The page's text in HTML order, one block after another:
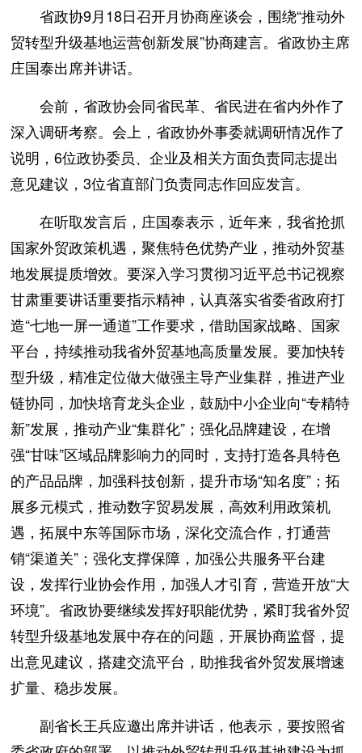
省政协9月18日召开月协商座谈会，围绕“推动外
贸转型升级基地运营创新发展”协商建言。省政协主席
庄国泰出席并讲话。
会前，省政协会同省民革、省民进在省内外作了
深入调研考察。会上，省政协外事委就调研情况作了
说明，6位政协委员、企业及相关方面负责同志提出
意见建议，3位省直部门负责同志作回应发言。
在听取发言后，庄国泰表示，近年来，我省抢抓
国家外贸政策机遇，聚焦特色优势产业，推动外贸基
地发展提质增效。要深入学习贯彻习近平总书记视察
甘肃重要讲话重要指示精神，认真落实省委省政府打
造“七地一屏一通道”工作要求，借助国家战略、国家
平台，持续推动我省外贸基地高质量发展。要加快转
型升级，精准定位做大做强主导产业集群，推进产业
链协同，加快培育龙头企业，鼓励中小企业向“专精特
新”发展，推动产业“集群化”；强化品牌建设，在增
强“甘味”区域品牌影响力的同时，支持打造各具特色
的产品品牌，加强科技创新，提升市场“知名度”；拓
展多元模式，推动数字贸易发展，高效利用政策机
遇，拓展中东等国际市场，深化交流合作，打通营
销“渠道关”；强化支撑保障，加强公共服务平台建
设，发挥行业协会作用，加强人才引育，营造开放“大
环境”。省政协要继续发挥好职能优势，紧盯我省外贸
转型升级基地发展中存在的问题，开展协商监督，提
出意见建议，搭建交流平台，助推我省外贸发展增速
扩量、稳步发展。
副省长王兵应邀出席并讲话，他表示，要按照省